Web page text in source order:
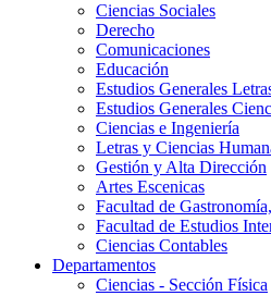
Ciencias Sociales
Derecho
Comunicaciones
Educación
Estudios Generales
Estudios Generales
Ciencias e Ingeniería
Letras y Ciencias
Gestión y Alta Dirección
Artes Escenicas
Facultad de
Facultad de Estudios
Ciencias Contables
Departamentos
Ciencias - Sección Física